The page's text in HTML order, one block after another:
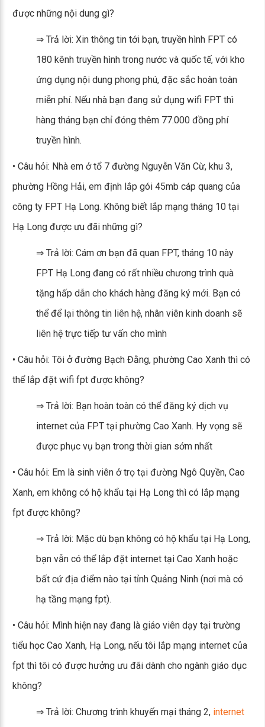
được những nội dung gì?
⇒ Trả lời: Xin thông tin tới bạn, truyền hình FPT có
180 kênh truyền hình trong nước và quốc tế, với kho
ứng dụng nội dung phong phú, đặc sắc hoàn toàn
miễn phí. Nếu nhà bạn đang sử dụng wifi FPT thì
hàng tháng bạn chỉ đóng thêm 77.000 đồng phí
truyền hình.
• Câu hỏi: Nhà em ở tổ 7 đường Nguyễn Văn Cừ, khu 3,
phường Hồng Hải, em định lắp gói 45mb cáp quang của
công ty FPT Hạ Long. Không biết lắp mạng tháng 10 tại
Hạ Long được ưu đãi những gì?
⇒ Trả lời: Cám ơn bạn đã quan FPT, tháng 10 này
FPT Hạ Long đang có rất nhiều chương trình quà
tặng hấp dẫn cho khách hàng đăng ký mới. Bạn có
thể để lại thông tin liên hệ, nhân viên kinh doanh sẽ
liên hệ trực tiếp tư vấn cho mình
• Câu hỏi: Tôi ở đường Bạch Đằng, phường Cao Xanh thì có
thể lắp đặt wifi fpt được không?
⇒ Trả lời: Bạn hoàn toàn có thể đăng ký dịch vụ
internet của FPT tại phường Cao Xanh. Hy vọng sẽ
được phục vụ bạn trong thời gian sớm nhất
• Câu hỏi: Em là sinh viên ở trọ tại đường Ngô Quyền, Cao
Xanh, em không có hộ khẩu tại Hạ Long thì có lắp mạng
fpt được không?
⇒ Trả lời: Mặc dù bạn không có hộ khẩu tại Hạ Long,
bạn vẫn có thể lắp đặt internet tại Cao Xanh hoặc
bất cứ địa điểm nào tại tỉnh Quảng Ninh (nơi mà có
hạ tầng mạng fpt).
• Câu hỏi: Mình hiện nay đang là giáo viên dạy tại trường
tiểu học Cao Xanh, Hạ Long, nếu tôi lắp mạng internet của
fpt thì tôi có được hưởng ưu đãi dành cho ngành giáo dục
không?
⇒ Trả lời: Chương trình khuyến mại tháng 2, internet